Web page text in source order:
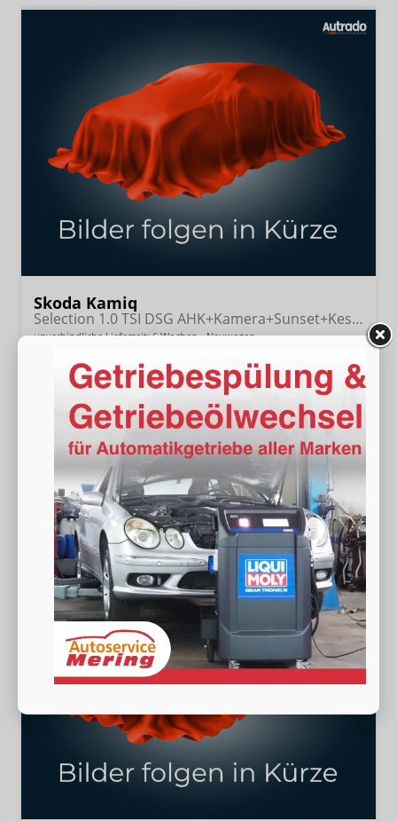
Skoda Kamiq
Selection 1.0 TSI DSG AHK+Kamera+Sunset+Kessy+AppConnect+Sitzheiz+Alu16+GV4
unverbindliche Lieferzeit:6 Wochen Neuwagen
19584 Getriebe
Doppelkupplungsgetriebe (DSG)
Benzin Außenfarbe
[0B0B] Smokey Diamond-Silber Metallic
85 kW (116 PS)
25.590,– €
incl. 19% MwSt.
Wir rufen Sie anFahrzeugexposé (PDF)
Fahrzeug parken
Verbrauch kombiniert:6,20 l/100km
2-Klasse: E
2-Emissionen:141,00 g/km